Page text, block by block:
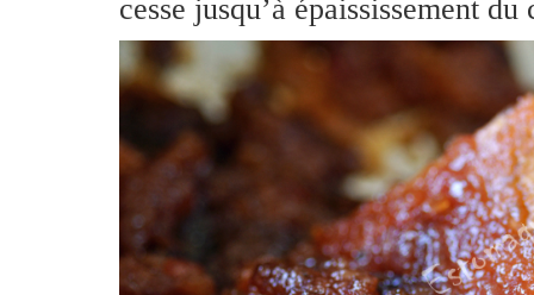
cesse jusqu’à épaississement